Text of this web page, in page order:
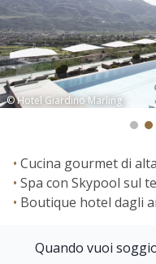
© Hotel Giardino Marling
Cucina gourmet di
Spa con Skypool sul
Boutique hotel dagli
Quando vuoi